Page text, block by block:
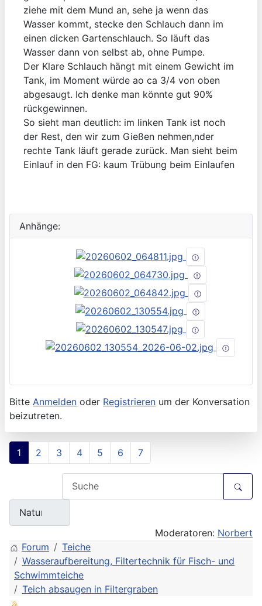
ziehe mit dem Mund an, sehe ja wenn das
Wasser kommt, stecke den Schlauch dann im
einen dicken Gartenschlauch. So läuft das
Wasser dann von selbst ab, ohne Pumpe.
Der Klare Schlauch hängt mit einem Gewicht im
Tank, im Moment würde ao ca 3/4 von oben
abgesaugt. Ich denke man könnte gut 90%
rückgewinnen.
So sieht man deutlich: im linken Tank ist noch
der Rest, den wir zum Gießen nehmen,nder
rechte Tank läuft gerade zurück. Man sieht beim
Einlauf in den FG: kaum Trübung beim Einlaufen
Anhänge:
Bitte Anmelden oder Registrieren um der Konversation
beizutreten.
1 2 3 4 5 6 7
Moderatoren: Norbert
Forum
Teiche
Wasseraufbereitung, Filtertechnik für Fisch- und
Schwimmteiche
Teich absaugen in Filtergraben